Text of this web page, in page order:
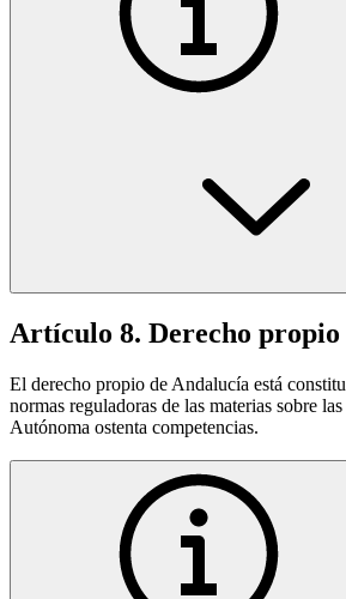
Artículo 8. Derecho propio
El derecho propio de Andalucía está
normas reguladoras de las materias sobre
Autónoma ostenta competencias.